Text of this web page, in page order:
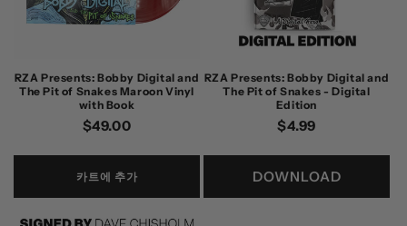
RZA Presents: Bobby Digital and
The Pit of Snakes Maroon Vinyl
with Book
정
$49.00
카트에 추가
RZA Presents: Bobby Digital and
The Pit of Snakes - Digital
Edition
정
$4.99
DOWNLOAD